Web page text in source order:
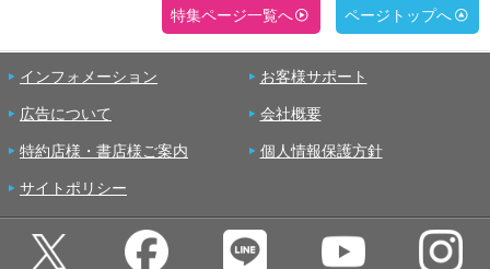
特集ページ一覧へ ページトップへ
インフォメーション お客様サポート
広告について 会社概要
特約店様・書店様ご案内 個人情報保護方針
サイトポリシー